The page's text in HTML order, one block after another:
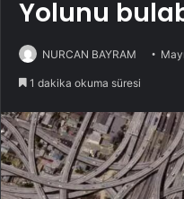
Yolunu
NURCAN BAYRAM
1 dakika okuma süresi